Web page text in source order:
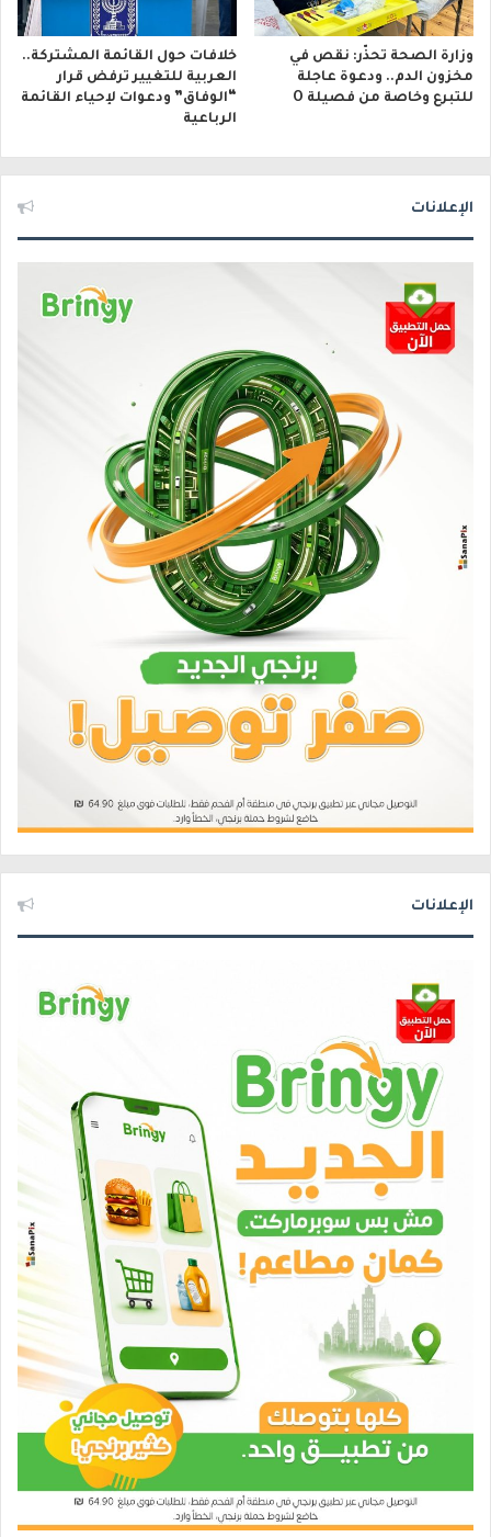
وزارة الصحة تحذّر: نقص في
مخزون الدم.. ودعوة عاجلة
للتبرع وخاصة من فصيلة O
خلافات حول القائمة المشتركة..
العربية للتغيير ترفض قرار
“الوفاق” ودعوات لإحياء القائمة
الرباعية
الإعلانات
الإعلانات